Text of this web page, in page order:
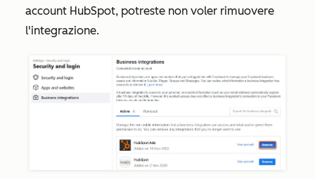
account HubSpot, potreste non voler rimuovere
l'integrazione.